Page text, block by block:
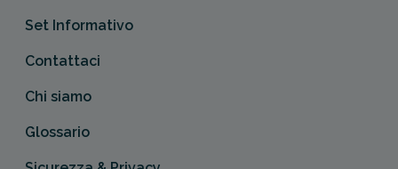
Set Informativo
Contattaci
Chi siamo
Glossario